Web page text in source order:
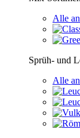
Alle
Sprüh- und
Alle